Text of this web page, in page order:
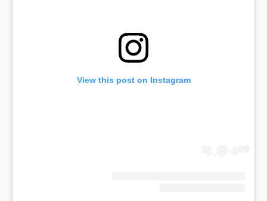
View this post on Instagram